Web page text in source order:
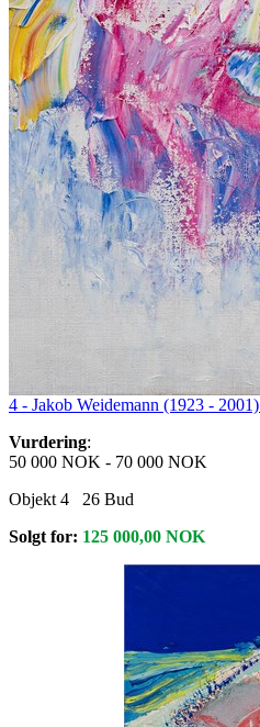
4 - Jakob Weidemann (1923 - 2001)
Vurdering:
50 000 NOK - 70 000 NOK
Objekt 4
26 Bud
Solgt for: 125 000,00 NOK